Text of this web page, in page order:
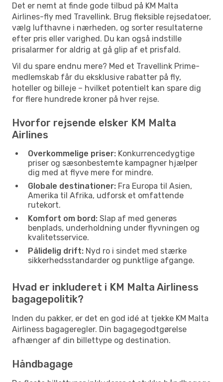
Det er nemt at finde gode tilbud på KM Malta
Airlines-fly med Travellink. Brug fleksible rejsedatoer,
vælg lufthavne i nærheden, og sorter resultaterne
efter pris eller varighed. Du kan også indstille
prisalarmer for aldrig at gå glip af et prisfald.
Vil du spare endnu mere? Med et Travellink Prime-
medlemskab får du eksklusive rabatter på fly,
hoteller og billeje – hvilket potentielt kan spare dig
for flere hundrede kroner på hver rejse.
Hvorfor rejsende elsker KM Malta
Airlines
Overkommelige priser: Konkurrencedygtige
priser og sæsonbestemte kampagner hjælper
dig med at flyve mere for mindre.
Globale destinationer: Fra Europa til Asien,
Amerika til Afrika, udforsk et omfattende
rutekort.
Komfort om bord: Slap af med generøs
benplads, underholdning under flyvningen og
kvalitetsservice.
Pålidelig drift: Nyd ro i sindet med stærke
sikkerhedsstandarder og punktlige afgange.
Hvad er inkluderet i KM Malta Airliness
bagagepolitik?
Inden du pakker, er det en god idé at tjekke KM Malta
Airliness bagageregler. Din bagagegodtgørelse
afhænger af din billettype og destination.
Håndbagage